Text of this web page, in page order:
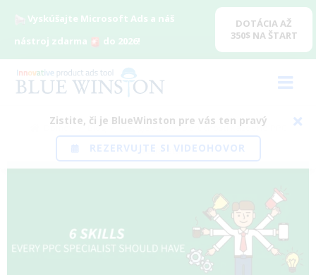
Vyskúšajte Microsoft Ads a náš
nástroj zdarma
do 2026!
DOTÁCIA AŽ
350$ NA ŠTART
Zistite, či je BlueWinston pre vás ten pravý
REZERVUJTE SI VIDEOHOVOR
Domov / Blog / Google Ads / 6 zručností každého PPC
špecialistu
View